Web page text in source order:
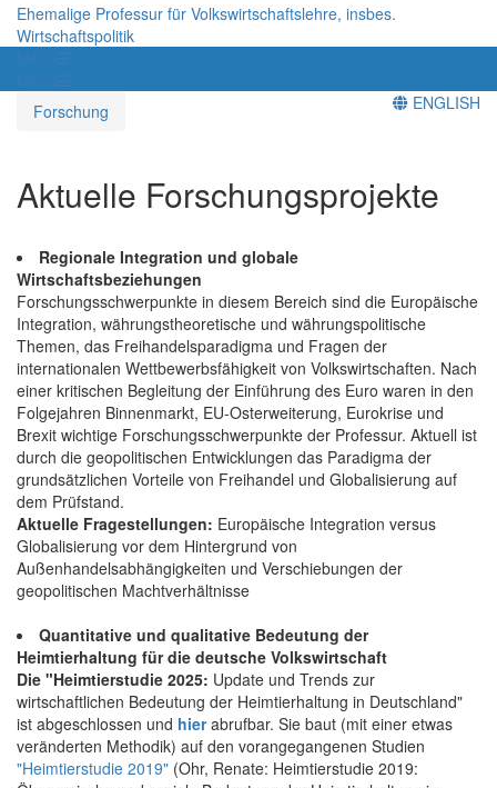
Ehemalige Professur für Volkswirtschaftslehre, insbes.
Wirtschaftspolitik
Forschung
ENGLISH
Aktuelle Forschungsprojekte
Regionale Integration und globale
Wirtschaftsbeziehungen
Forschungsschwerpunkte in diesem Bereich sind die Europäische
Integration, währungstheoretische und währungspolitische
Themen, das Freihandelsparadigma und Fragen der
internationalen Wettbewerbsfähigkeit von Volkswirtschaften. Nach
einer kritischen Begleitung der Einführung des Euro waren in den
Folgejahren Binnenmarkt, EU-Osterweiterung, Eurokrise und
Brexit wichtige Forschungsschwerpunkte der Professur. Aktuell ist
durch die geopolitischen Entwicklungen das Paradigma der
grundsätzlichen Vorteile von Freihandel und Globalisierung auf
dem Prüfstand.
Aktuelle Fragestellungen: Europäische Integration versus
Globalisierung vor dem Hintergrund von
Außenhandelsabhängigkeiten und Verschiebungen der
geopolitischen Machtverhältnisse
Quantitative und qualitative Bedeutung der
Heimtierhaltung für die deutsche Volkswirtschaft
Die "Heimtierstudie 2025: Update und Trends zur
wirtschaftlichen Bedeutung der Heimtierhaltung in Deutschland"
ist abgeschlossen und hierabrufbar. Sie baut (mit einer etwas
veränderten Methodik) auf den vorangegangenen Studien
"Heimtierstudie 2019" (Ohr, Renate: Heimtierstudie 2019: